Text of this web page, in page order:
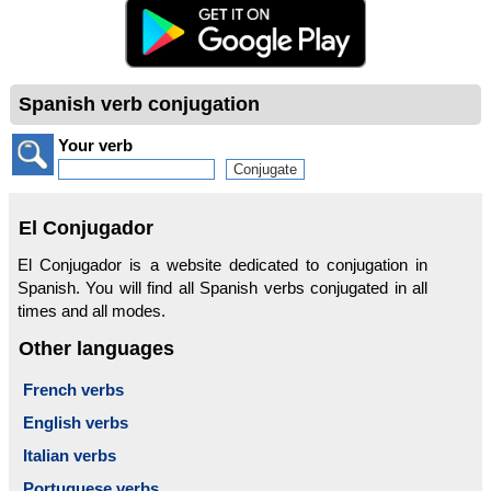
Spanish verb conjugation
Your verb
El Conjugador
El Conjugador is a website dedicated to conjugation in
Spanish. You will find all Spanish verbs conjugated in all
times and all modes.
Other languages
French verbs
English verbs
Italian verbs